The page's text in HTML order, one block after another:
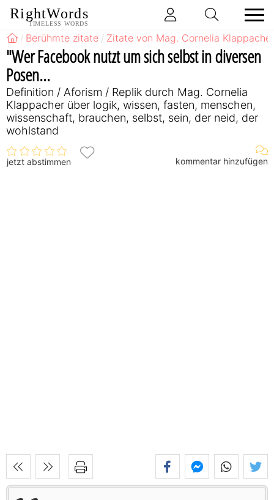
RightWords
TIMELESS WORDS
Berühmte zitate Zitate von Mag. Cornelia Klappacher
"Wer Facebook nutzt um sich selbst in diversen
Posen...
Definition / Aforism / Replik durch Mag. Cornelia
Klappacher über logik, wissen, fasten, menschen,
wissenschaft, brauchen, selbst, sein, der neid, der
wohlstand
jetzt abstimmen kommentar hinzufügen